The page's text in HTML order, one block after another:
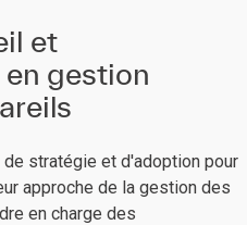
et
gestion
stratégie et d'adoption pour
approche de la gestion des
en charge des